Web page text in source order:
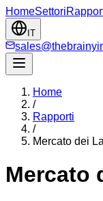
HomeSettori
IT
Home
/
Rapporti
/
Mercato dei
Mercato